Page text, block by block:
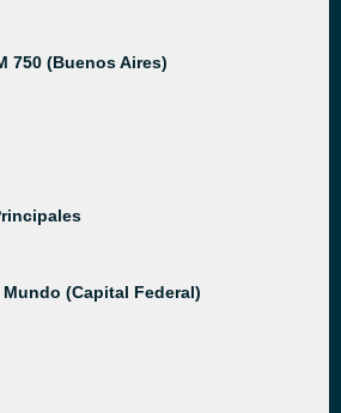
750 (Buenos Aires)
Mundo (Capital Federal)